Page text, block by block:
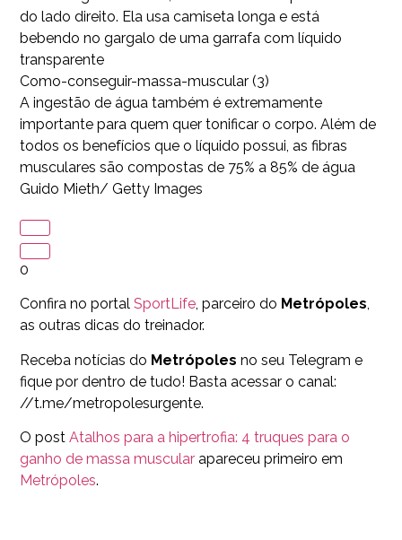
Como-conseguir-massa-muscular (3)
A ingestão de água também é extremamente
importante para quem quer tonificar o corpo. Além de
todos os benefícios que o líquido possui, as fibras
musculares são compostas de 75% a 85% de água
Guido Mieth/ Getty Images
0
Confira no portal SportLife, parceiro do Metrópoles,
as outras dicas do treinador.
Receba notícias do Metrópoles no seu Telegram e
fique por dentro de tudo! Basta acessar o canal:
//t.me/metropolesurgente.
O post Atalhos para a hipertrofia: 4 truques para o
ganho de massa muscular apareceu primeiro em
Metrópoles.